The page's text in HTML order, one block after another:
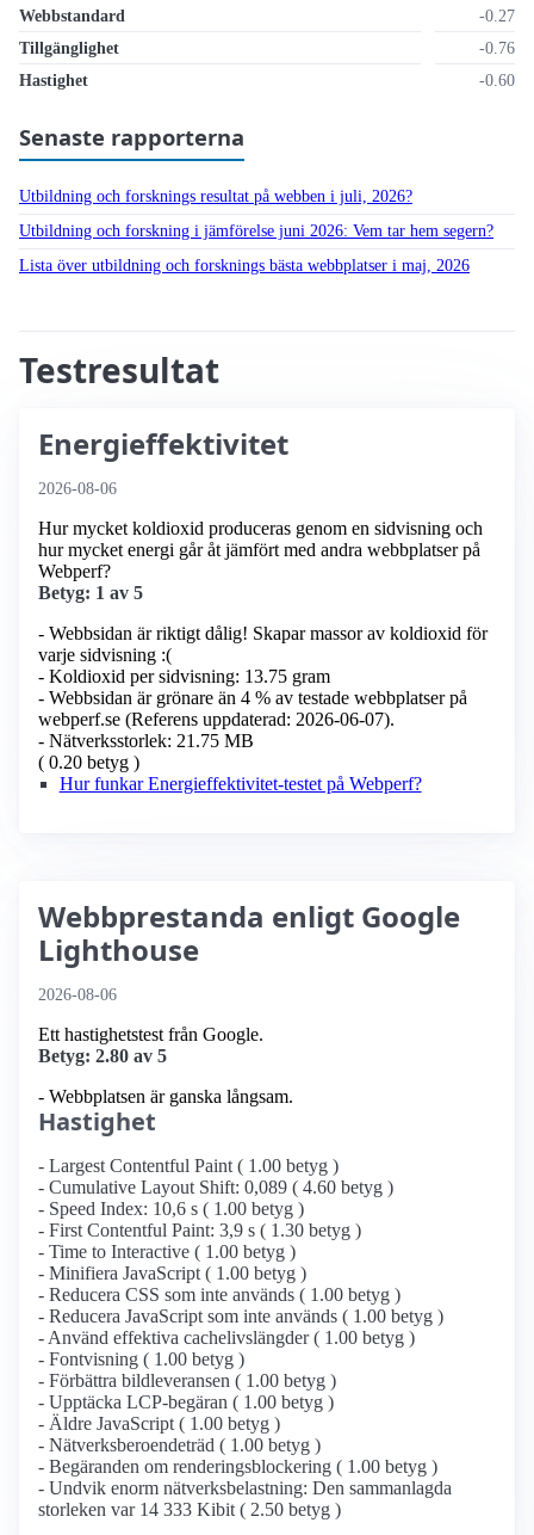
Webbstandard
-0.27
Tillgänglighet
-0.76
Hastighet
-0.60
Senaste rapporterna
Utbildning och forsknings resultat på webben i juli, 2026?
Utbildning och forskning i jämförelse juni 2026: Vem tar hem segern?
Lista över utbildning och forsknings bästa webbplatser i maj, 2026
Testresultat
Energieffektivitet
2026-08-06
Hur mycket koldioxid produceras genom en sidvisning och
hur mycket energi går åt jämfört med andra webbplatser på
Webperf?
Betyg: 1 av 5
- Webbsidan är riktigt dålig! Skapar massor av koldioxid för
varje sidvisning :(
- Koldioxid per sidvisning: 13.75 gram
- Webbsidan är grönare än 4 % av testade webbplatser på
webperf.se (Referens uppdaterad: 2026-06-07).
- Nätverksstorlek: 21.75 MB
( 0.20 betyg )
Hur funkar Energieffektivitet-testet på Webperf?
Webbprestanda enligt Google
Lighthouse
2026-08-06
Ett hastighetstest från Google.
Betyg: 2.80 av 5
- Webbplatsen är ganska långsam.
Hastighet
- Largest Contentful Paint ( 1.00 betyg )
- Cumulative Layout Shift: 0,089 ( 4.60 betyg )
- Speed Index: 10,6 s ( 1.00 betyg )
- First Contentful Paint: 3,9 s ( 1.30 betyg )
- Time to Interactive ( 1.00 betyg )
- Minifiera JavaScript ( 1.00 betyg )
- Reducera CSS som inte används ( 1.00 betyg )
- Reducera JavaScript som inte används ( 1.00 betyg )
- Använd effektiva cachelivslängder ( 1.00 betyg )
- Fontvisning ( 1.00 betyg )
- Förbättra bildleveransen ( 1.00 betyg )
- Upptäcka LCP-begäran ( 1.00 betyg )
- Äldre JavaScript ( 1.00 betyg )
- Nätverksberoendeträd ( 1.00 betyg )
- Begäranden om renderingsblockering ( 1.00 betyg )
- Undvik enorm nätverksbelastning: Den sammanlagda
storleken var 14 333 Kibit ( 2.50 betyg )